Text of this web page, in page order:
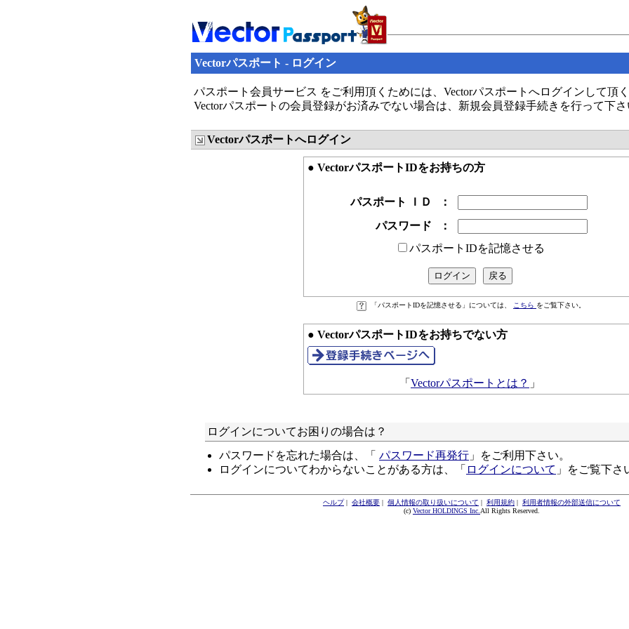
Vectorパスポート - ログイン
パスポート会員サービス をご利用頂くためには、Vectorパスポートへログインして頂
Vectorパスポートの会員登録がお済みでない場合は、新規会員登録手続きを行って下
Vectorパスポートへログイン
● VectorパスポートIDをお持ちの方
パスポート ＩＤ
：
パスワード
：
パスポートIDを記憶させる
「パスポートIDを記憶させる」については、 こちら をご覧下さい。
● VectorパスポートIDをお持ちでない方
「 Vectorパスポートとは？ 」
ログインについてお困りの場合は？
パスワードを忘れた場合は、「 パスワード再発行 」をご利用下さい。
ログインについてわからないことがある方は、「 ログインについて 」をご覧下さ
ヘルプ| 会社概要 | 個人情報の取り扱いについて | 利用規約 | 利用者情報の外部送信について
(c) Vector HOLDINGS Inc. All Rights Reserved.